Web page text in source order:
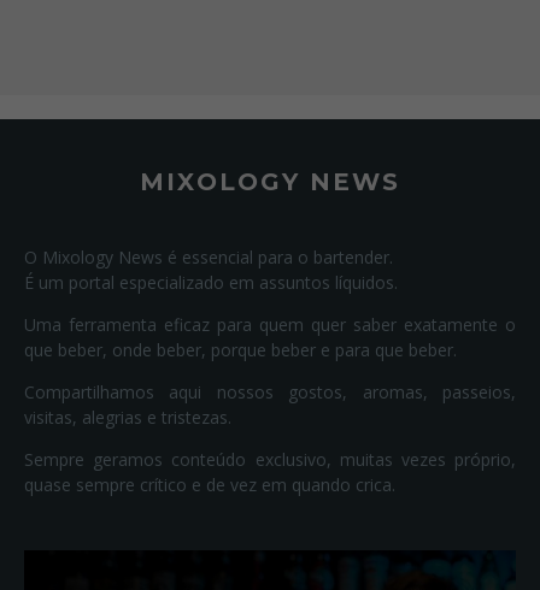
MIXOLOGY NEWS
O Mixology News é essencial para o bartender.
É um portal especializado em assuntos líquidos.
Uma ferramenta eficaz para quem quer saber exatamente o
que beber, onde beber, porque beber e para que beber.
Compartilhamos aqui nossos gostos, aromas, passeios,
visitas, alegrias e tristezas.
Sempre geramos conteúdo exclusivo, muitas vezes próprio,
quase sempre crítico e de vez em quando crica.